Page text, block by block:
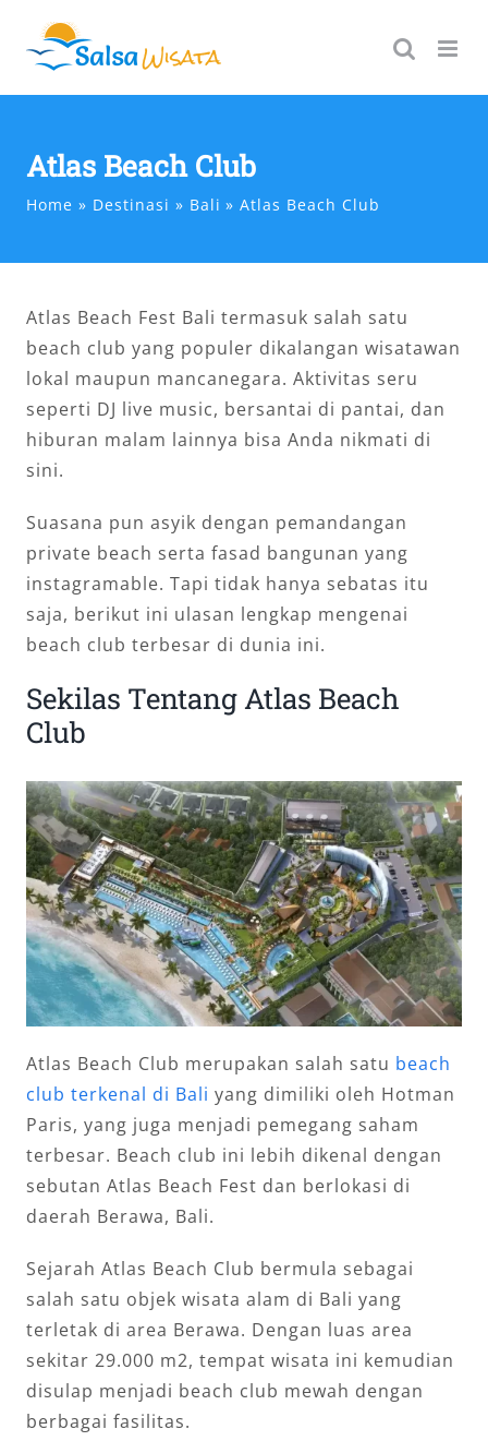
content
Atlas Beach Club
Home Destinasi Bali Atlas Beach Club
Atlas Beach Fest Bali termasuk salah satu
beach club yang populer dikalangan wisatawan
lokal maupun mancanegara. Aktivitas seru
seperti DJ live music, bersantai di pantai, dan
hiburan malam lainnya bisa Anda nikmati di
sini.
Suasana pun asyik dengan pemandangan
private beach serta fasad bangunan yang
instagramable. Tapi tidak hanya sebatas itu
saja, berikut ini ulasan lengkap mengenai
beach club terbesar di dunia ini.
Sekilas Tentang Atlas Beach
Club
Atlas Beach Club merupakan salah satu beach
club terkenal di Bali yang dimiliki oleh Hotman
Paris, yang juga menjadi pemegang saham
terbesar. Beach club ini lebih dikenal dengan
sebutan Atlas Beach Fest dan berlokasi di
daerah Berawa, Bali.
Sejarah Atlas Beach Club bermula sebagai
salah satu objek wisata alam di Bali yang
terletak di area Berawa. Dengan luas area
sekitar 29.000 m2, tempat wisata ini kemudian
disulap menjadi beach club mewah dengan
berbagai fasilitas.